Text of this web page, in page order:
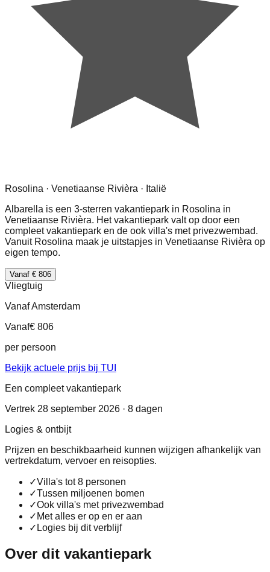
Rosolina · Venetiaanse Rivièra · Italië
Albarella is een 3-sterren vakantiepark in Rosolina in
Venetiaanse Rivièra. Het vakantiepark valt op door een
compleet vakantiepark en de ook villa's met privezwembad.
Vanuit Rosolina maak je uitstapjes in Venetiaanse Rivièra op
eigen tempo.
Vanaf € 806
Vliegtuig
Vanaf Amsterdam
Vanaf€ 806
per persoon
Bekijk actuele prijs bij TUI
Een compleet vakantiepark
Vertrek 28 september 2026 · 8 dagen
Logies & ontbijt
Prijzen en beschikbaarheid kunnen wijzigen afhankelijk van
vertrekdatum, vervoer en reisopties.
✓Villa's tot 8 personen
✓Tussen miljoenen bomen
✓Ook villa's met privezwembad
✓ Met alles er op en er aan
✓ Logies bij dit verblijf
Over dit vakantiepark